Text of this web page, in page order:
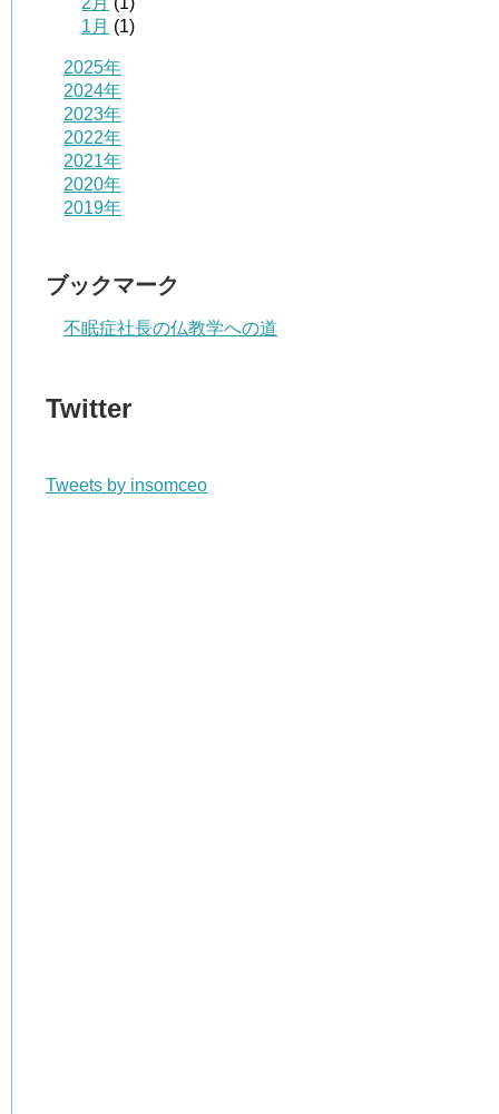
1月 (1)
2025年
2024年
2023年
2022年
2021年
2020年
2019年
ブックマーク
不眠症社長の仏教学への道
Twitter
Tweets by insomceo